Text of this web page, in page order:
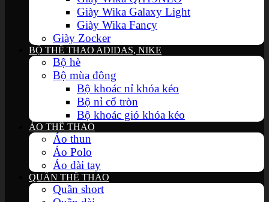
Giày Wika Galaxy Light
Giày Wika Fancy
Giày Zocker
BỘ THỂ THAO ADIDAS, NIKE
Bộ hè
Bộ mùa đông
Bộ khoác nỉ khóa kéo
Bộ nỉ cổ tròn
Bộ khoác gió khóa kéo
ÁO THỂ THAO
Áo thun
Áo Polo
Áo dài tay
QUẦN THỂ THAO
Quần short